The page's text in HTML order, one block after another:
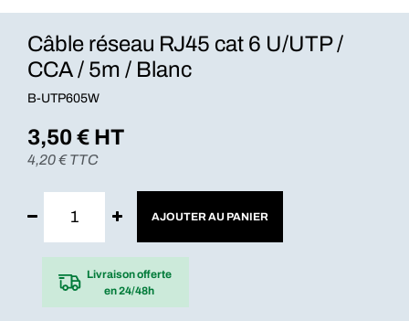
Câble réseau RJ45 cat 6 U/UTP /
CCA / 5m / Blanc
B-UTP605W
3,50€ HT
4,20€ TTC
AJOUTER AU PANIER
Livraison offerte
en 24/48h